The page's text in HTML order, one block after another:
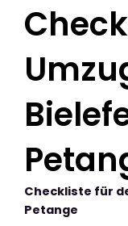
Checkliste für
Petange